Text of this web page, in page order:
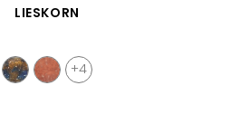
APERÇU RAPIDE
LIESKORN
+4